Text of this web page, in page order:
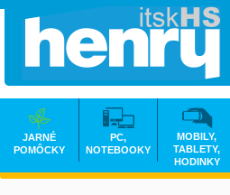
JARNÉ
POMÔCKY
PC,
NOTEBOOKY
MOBILY,
TABLETY,
HODINKY